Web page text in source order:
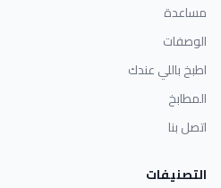
مساعدة
الوصفات
اطبخ باللي عندك
المطابخ
اتصل بنا
التصنيفات